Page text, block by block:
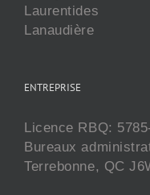
Laurentides
Lanaudière
ENTREPRISE
Licence RBQ:
Bureaux
Terrebonne, QC